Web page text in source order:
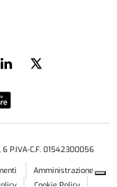
P.IVA-C.F. 01542300056
Amministrazione